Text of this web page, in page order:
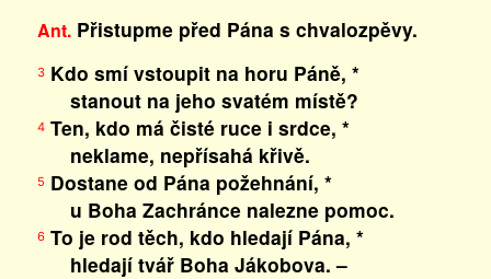
Ant.Přistupme před Pána s chvalozpěvy.
3Kdo smí vstoupit na horu Páně, *
stanout na jeho svatém místě?
4Ten, kdo má čisté ruce i srdce, *
neklame, nepřísahá křivě.
5 Dostane od Pána požehnání, *
u Boha Zachránce nalezne pomoc.
6To je rod těch, kdo hledají Pána, *
hledají tvář Boha Jákobova. –